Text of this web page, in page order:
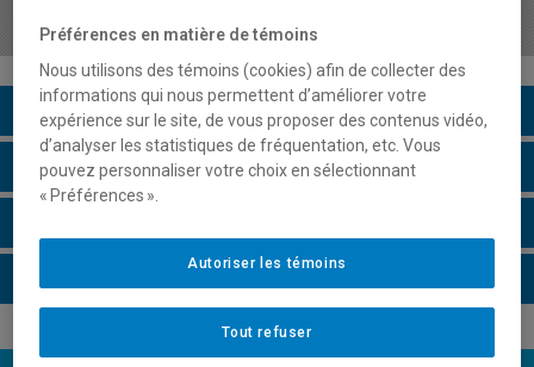
Description du cours
Horaire - Été 2026
Préférences en matière de témoins
Nous utilisons des témoins (cookies) afin de collecter des
informations qui nous permettent d’améliorer votre
expérience sur le site, de vous proposer des contenus vidéo,
d’analyser les statistiques de fréquentation, etc. Vous
pouvez personnaliser votre choix en sélectionnant
« Préférences ».
Tout refuser
Autoriser les témoins